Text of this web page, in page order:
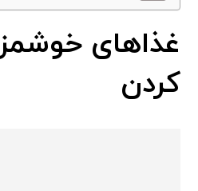
غذاهای
کردن